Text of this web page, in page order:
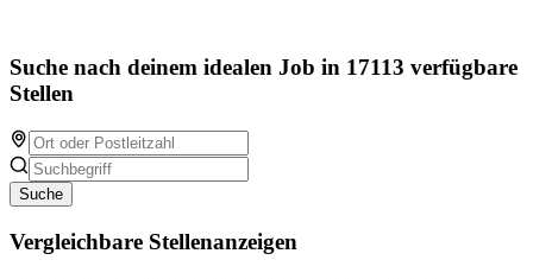
Suche nach deinem idealen Job in 17113 verfügbare
Stellen
Suche
Vergleichbare Stellenanzeigen